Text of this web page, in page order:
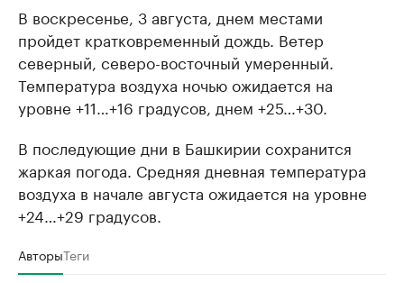
В воскресенье, 3 августа, днем местами
пройдет кратковременный дождь. Ветер
северный, северо-восточный умеренный.
Температура воздуха ночью ожидается на
уровне +11…+16 градусов, днем +25…+30.
В последующие дни в Башкирии сохранится
жаркая погода. Средняя дневная температура
воздуха в начале августа ожидается на уровне
+24…+29 градусов.
АвторыТеги